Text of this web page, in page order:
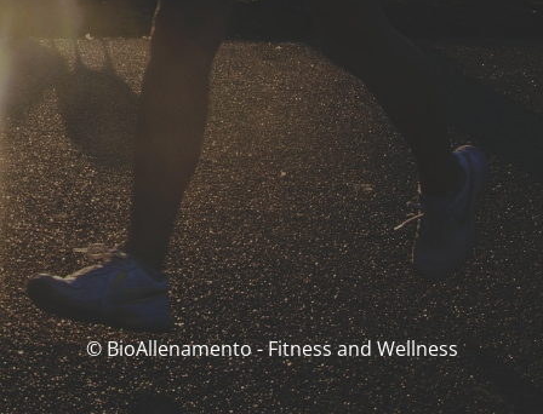
© BioAllenamento - Fitness and Wellness